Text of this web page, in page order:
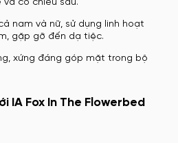
và có chiều sâu.
nam và nữ, sử dụng linh hoạt
gặp gỡ đến dạ tiệc.
xứng đáng góp mặt trong bộ
IA Fox In The Flowerbed